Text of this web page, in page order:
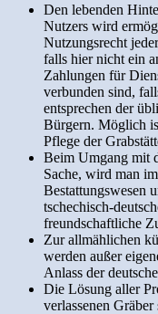
Den lebenden
Nutzers wird
Nutzungsrecht
falls hier nicht ein
Zahlungen für
verbunden sind,
entsprechen der
Bürgern. Möglich
Pflege der
Beim Umgang mit
Sache, wird man
Bestattungswesen
tschechisch-
freundschaftliche
Zur allmählichen
werden außer
Anlass der
Die Lösung aller
verlassenen